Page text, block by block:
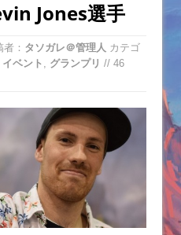
Jones選手
： タソガレ＠管理人 カテゴ
イベント グランプリ // 46